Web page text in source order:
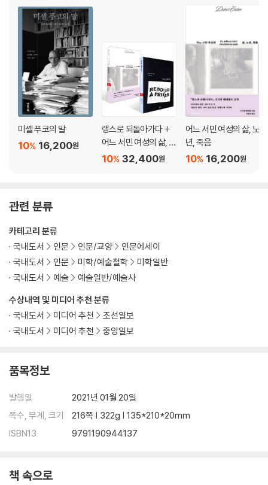
미셸 푸코의 말
16,200원
10%
랭스로 되돌아가다 +
어느 서민 여성의 삶, 노
년, 죽음 세트
32,400원
10%
어느 서민 여성의 삶, 노
년, 죽음
16,200원
10%
관련 분류
수상내역 및 미디어 추천 분류
국내도서
미디어 추천
조선일보
국내도서
미디어 추천 중앙일보
카테고리 분류
국내도서
인문 인문/교양
인문에세이
국내도서
인문 미학/예술철학
미학일반
국내도서
예술 예술일반/예술사
품목정보
발행일
2021년 01월 20일
쪽수, 무게, 크기
216쪽 | 322g | 135*210*20mm
ISBN13
9791190944137
책 속으로